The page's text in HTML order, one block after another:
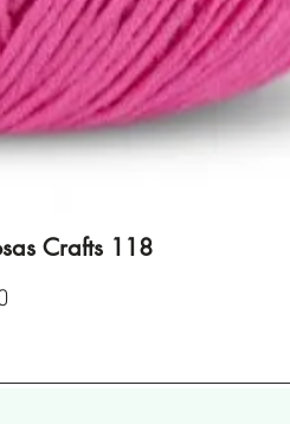
Crafts 118